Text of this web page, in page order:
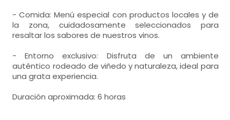
- Comida: Menú especial con productos locales y de
la zona, cuidadosamente seleccionados para
resaltar los sabores de nuestros vinos.
- Entorno exclusivo: Disfruta de un ambiente
auténtico rodeado de viñedo y naturaleza, ideal para
una grata experiencia.
Duración aproximada: 6 horas